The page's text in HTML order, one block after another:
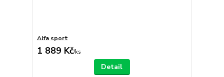
Alfa sport
1 889 Kč/ks
Detail